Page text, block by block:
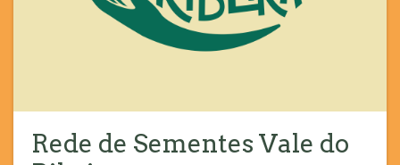
Rede de Sementes Vale do